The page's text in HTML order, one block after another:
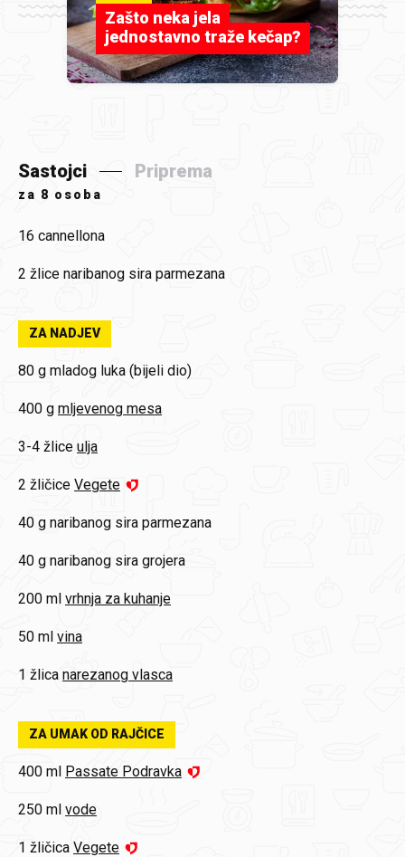
Zašto neka jela
jednostavno traže kečap?
Sastojci Priprema
za 8 osoba
16 cannellona
2 žlice naribanog sira parmezana
ZA NADJEV
80 g mladog luka (bijeli dio)
400 g mljevenog mesa
3-4 žlice ulja
2 žličice Vegete
40 g naribanog sira parmezana
40 g naribanog sira grojera
200 ml vrhnja za kuhanje
50 ml vina
1 žlica narezanog vlasca
ZA UMAK OD RAJČICE
400 ml Passate Podravka
250 ml vode
1 žličica Vegete